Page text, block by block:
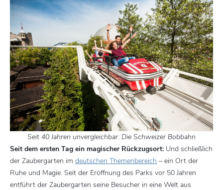
Seit 40 Jahren unvergleichbar: Die Schweizer Bobbahn
Seit dem ersten Tag ein magischer Rückzugsort: Und schließlich
der Zaubergarten im deutschen Themenbereich – ein Ort der
Ruhe und Magie. Seit der Eröffnung des Parks vor 50 Jahren
entführt der Zaubergarten seine Besucher in eine Welt aus